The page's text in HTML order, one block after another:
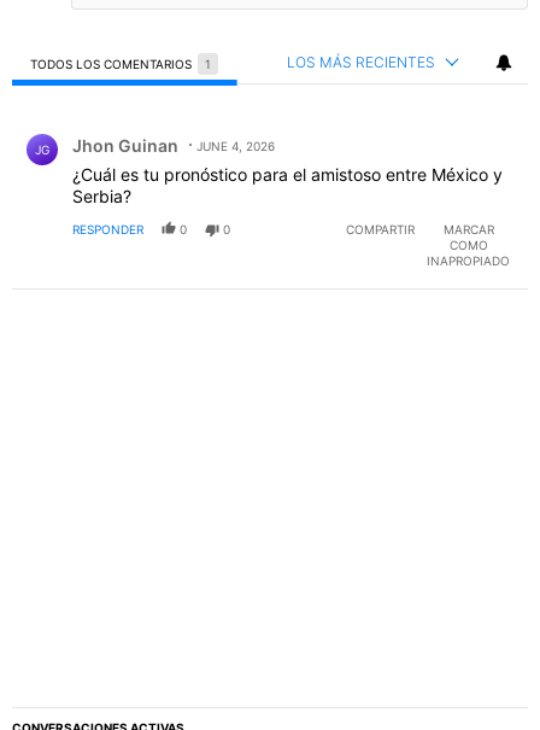
TODOS LOS COMENTARIOS 1 LOS MÁS RECIENTES
JG Jhon Guinan JUNE 4, 2026
¿Cuál es tu pronóstico para el amistoso entre México y
Serbia?
RESPONDER 0 0 COMPARTIR
MARCAR
COMO
INAPROPIADO